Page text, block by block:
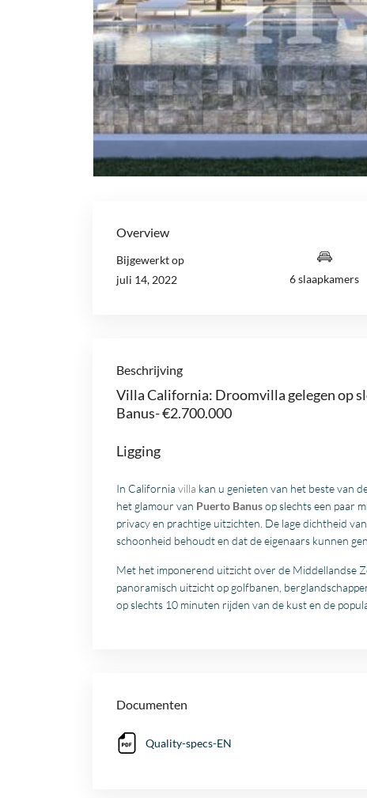
Overview
Bijgewerkt op
juli 14, 2022
6 slaapkamers
Beschrijving
Villa California: Droomvilla gelegen op
Banus- €2.700.000
Ligging
In California villa kan u genieten van het beste van
het glamour van Puerto Banusop slechts een paar
privacy en prachtige uitzichten. De lage dichtheid
schoonheid behoudt en dat de eigenaars kunnen
Met het imponerend uitzicht over de Middellandse
panoramisch uitzicht op golfbanen,
op slechts 10 minuten rijden van de kust en de
Documenten
Quality-specs-EN